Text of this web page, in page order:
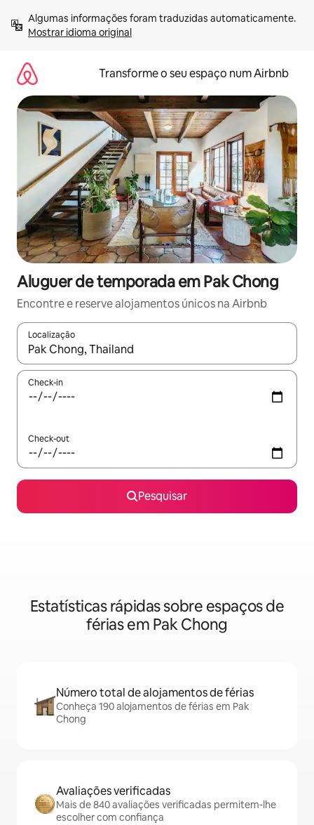
para
Mostrar idioma original
Transforme o seu espaço num Airbnb
Aluguer de temporada em Pak Chong
Encontre e reserve alojamentos únicos na Airbnb
Localização
Quando os resultados estiverem disponíveis, navegue com
Check-in
Check-out
Pesquisar
Estatísticas rápidas sobre espaços de
férias em Pak Chong
Número total de alojamentos de férias
Conheça 190 alojamentos de férias em Pak
Chong
Avaliações verificadas
Mais de 840 avaliações verificadas permitem-lhe
escolher com confiança